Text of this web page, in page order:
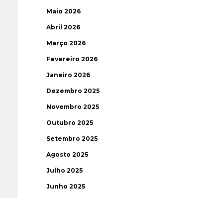
Maio 2026
Abril 2026
Março 2026
Fevereiro 2026
Janeiro 2026
Dezembro 2025
Novembro 2025
Outubro 2025
Setembro 2025
Agosto 2025
Julho 2025
Junho 2025